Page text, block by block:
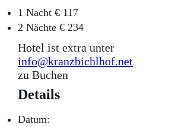
1 Nacht € 117
2 Nächte € 234
Hotel ist extra unter
info@kranzbichlhof.net
zu Buchen
Details
Datum: